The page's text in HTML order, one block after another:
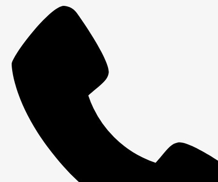
DUY,
KHÁT
VỌNG
DIỆN
CHO